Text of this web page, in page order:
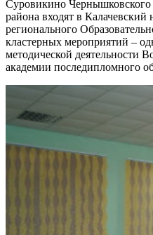
Суровикино
района входят в Калачевский
регионального
кластерных мероприятий –
методической деятельности
академии последипломного